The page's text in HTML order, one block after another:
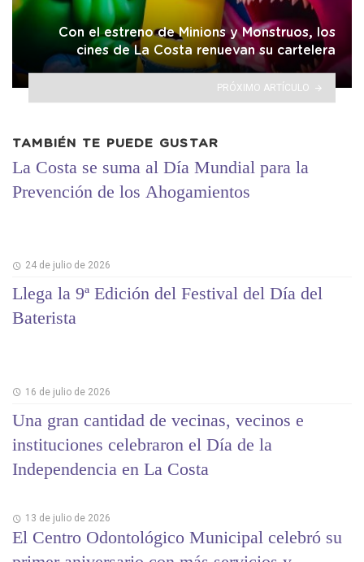
Con el estreno de Minions y Monstruos, los
cines de La Costa renuevan su cartelera
PRÓXIMO ARTÍCULO
TAMBIÉN TE PUEDE GUSTAR
La Costa se suma al Día Mundial para la
Prevención de los Ahogamientos
24 de julio de 2026
Llega la 9ª Edición del Festival del Día del
Baterista
16 de julio de 2026
Una gran cantidad de vecinas, vecinos e
instituciones celebraron el Día de la
Independencia en La Costa
13 de julio de 2026
El Centro Odontológico Municipal celebró su